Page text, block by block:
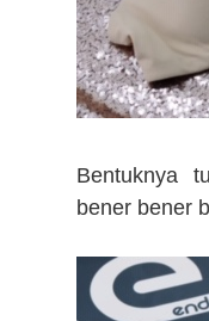
Bentuknya
bener bener